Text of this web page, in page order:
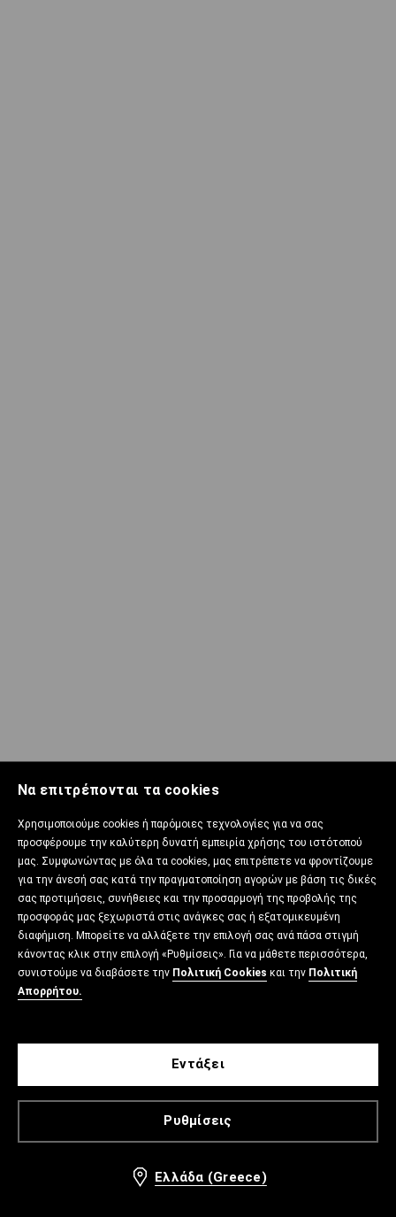
Να επιτρέπονται τα cookies
Χρησιμοποιούμε cookies ή παρόμοιες τεχνολογίες για να σας
προσφέρουμε την καλύτερη δυνατή εμπειρία χρήσης του ιστότοπού
μας. Συμφωνώντας με όλα τα cookies, μας επιτρέπετε να φροντίζουμε
για την άνεσή σας κατά την πραγματοποίηση αγορών με βάση τις δικές
σας προτιμήσεις, συνήθειες και την προσαρμογή της προβολής της
προσφοράς μας ξεχωριστά στις ανάγκες σας ή εξατομικευμένη
διαφήμιση. Μπορείτε να αλλάξετε την επιλογή σας ανά πάσα στιγμή
κάνοντας κλικ στην επιλογή «Ρυθμίσεις». Για να μάθετε περισσότερα,
συνιστούμε να διαβάσετε την Πολιτική Cookies και την Πολιτική
Απορρήτου.
Ρυθμίσεις
Εντάξει
Ελλάδα (Greece)